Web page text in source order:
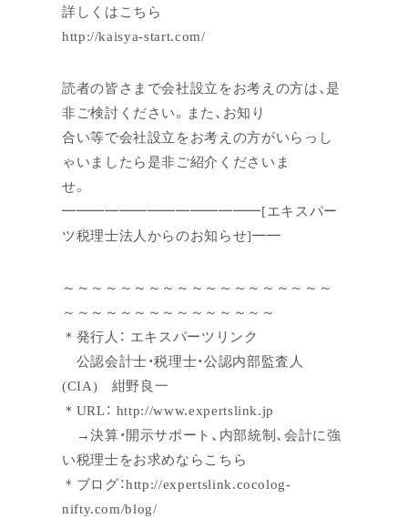
詳しくはこちら
http://kaisya-start.com/
読者の皆さまで会社設立をお考えの方は、是
非ご検討ください。また、お知り
合い等で会社設立をお考えの方がいらっし
ゃいましたら是非ご紹介くださいま
せ。
━━━━━━━━━━━━━━[エキスパー
ツ税理士法人からのお知らせ]━━
～～～～～～～～～～～～～～～～～～～
～～～～～～～～～～～～～～～
＊発行人： エキスパーツリンク
公認会計士・税理士・公認内部監査人
(CIA) 紺野良一
＊URL： http://www.expertslink.jp
→決算・開示サポート、内部統制、会計に強
い税理士をお求めならこちら
＊ブログ：http://expertslink.cocolog-
nifty.com/blog/